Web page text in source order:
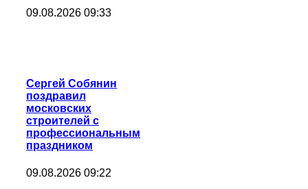
09.08.2026 09:33
Сергей Собянин
поздравил
московских
строителей с
профессиональным
праздником
09.08.2026 09:22